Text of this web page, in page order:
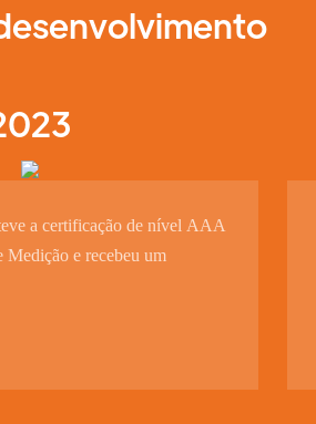
a certificação de nível AAA
Medição e recebeu um